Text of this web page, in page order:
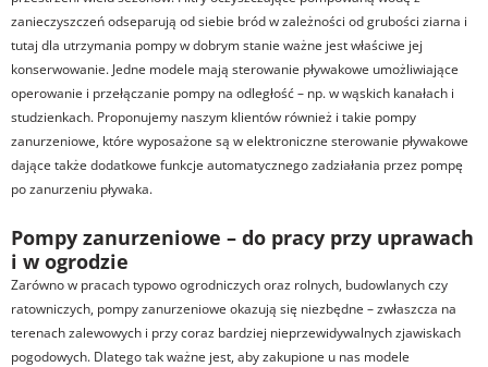
zanieczyszczeń odseparują od siebie bród w zależności od grubości ziarna i
tutaj dla utrzymania pompy w dobrym stanie ważne jest właściwe jej
konserwowanie. Jedne modele mają sterowanie pływakowe umożliwiające
operowanie i przełączanie pompy na odległość – np. w wąskich kanałach i
studzienkach. Proponujemy naszym klientów również i takie pompy
zanurzeniowe, które wyposażone są w elektroniczne sterowanie pływakowe
dające także dodatkowe funkcje automatycznego zadziałania przez pompę
po zanurzeniu pływaka.
Pompy zanurzeniowe – do pracy przy uprawach
i w ogrodzie
Zarówno w pracach typowo ogrodniczych oraz rolnych, budowlanych czy
ratowniczych, pompy zanurzeniowe okazują się niezbędne – zwłaszcza na
terenach zalewowych i przy coraz bardziej nieprzewidywalnych zjawiskach
pogodowych. Dlatego tak ważne jest, aby zakupione u nas modele